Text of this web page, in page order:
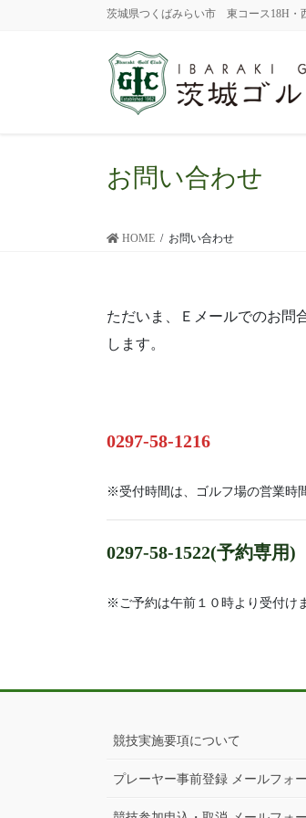
茨城県つくばみらい市 東コース18H・
お問い合わせ
HOME お問い合わせ
ただいま、Ｅメールでのお問
します。
0297-58-1216
※受付時間は、ゴルフ場の営業時
0297-58-1522(予約専用)
※ご予約は午前１０時より受付け
競技実施要項について
プレーヤー事前登録 メールフォ